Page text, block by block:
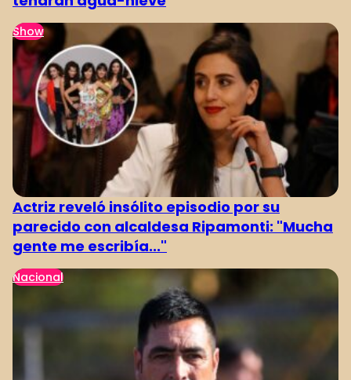
Show
Actriz reveló insólito episodio por su
parecido con alcaldesa Ripamonti: "Mucha
gente me escribía..."
Nacional